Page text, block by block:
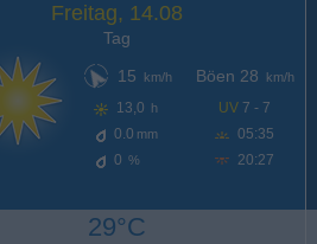
Freitag, 14.08
Tag
15
km/h
13,0 h
0.0 mm
0 %
Böen 28 km/h
UV 7 - 7
05:35
20:27
29°C